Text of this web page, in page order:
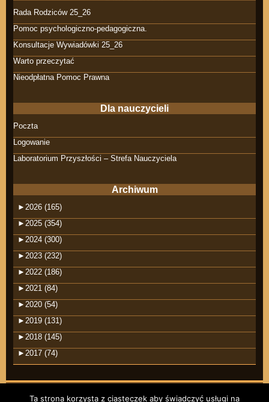
Rada Rodziców 25_26
Pomoc psychologiczno-pedagogiczna.
Konsultacje Wywiadówki 25_26
Warto przeczytać
Nieodpłatna Pomoc Prawna
Dla nauczycieli
Poczta
Logowanie
Laboratorium Przyszłości – Strefa Nauczyciela
Archiwum
► 2026 (165)
► 2025 (354)
► 2024 (300)
► 2023 (232)
► 2022 (186)
► 2021 (84)
► 2020 (54)
► 2019 (131)
► 2018 (145)
► 2017 (74)
Ta strona korzysta z ciasteczek aby świadczyć usługi na